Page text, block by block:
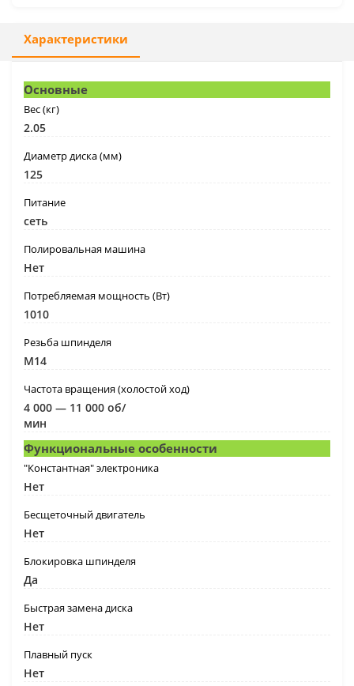
Характеристики
Основные
Вес (кг)
2.05
Диаметр диска (мм)
125
Питание
сеть
Полировальная машина
Нет
Потребляемая мощность (Вт)
1010
Резьба шпинделя
M14
Частота вращения (холостой ход)
4 000 — 11 000 об/
мин
Функциональные особенности
"Константная" электроника
Нет
Бесщеточный двигатель
Нет
Блокировка шпинделя
Да
Быстрая замена диска
Нет
Плавный пуск
Нет